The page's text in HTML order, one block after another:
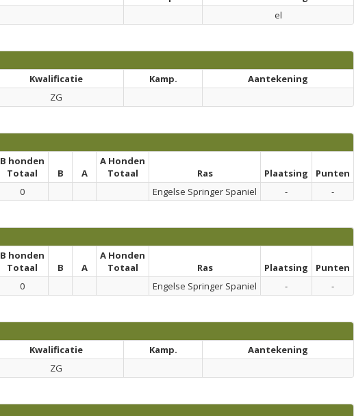
el
Kwalificatie Kamp.
Aantekening
ZG
B honden
Totaal
B A
A Honden
Totaal
Ras Plaatsing
Punten
0 Engelse Springer Spaniel - -
B honden
Totaal
B A
A Honden
Totaal
Ras Plaatsing
Punten
0 Engelse Springer Spaniel - -
Kwalificatie Kamp.
Aantekening
ZG